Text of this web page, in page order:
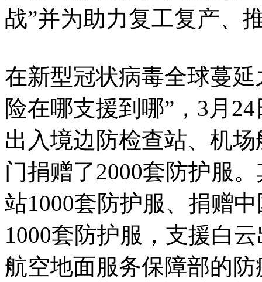
战”并为助力复工复产、
在新型冠状病毒全球蔓
险在哪支援到哪”，3月
出入境边防检查站、机
门捐赠了2000套防护服
站1000套防护服、捐赠
1000套防护服，支援白
航空地面服务保障部的